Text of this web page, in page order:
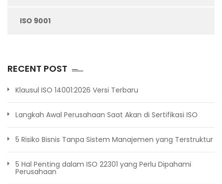
ISO 9001
RECENT POST
Klausul ISO 14001:2026 Versi Terbaru
Langkah Awal Perusahaan Saat Akan di Sertifikasi ISO
5 Risiko Bisnis Tanpa Sistem Manajemen yang Terstruktur
5 Hal Penting dalam ISO 22301 yang Perlu Dipahami
Perusahaan